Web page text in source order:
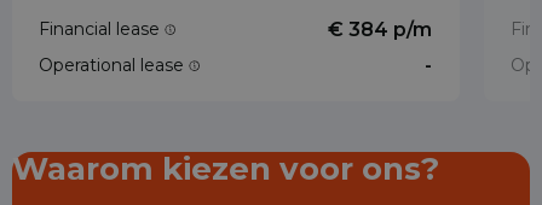
Financial lease € 384 p/m
Operational lease -
Waarom kiezen voor ons?